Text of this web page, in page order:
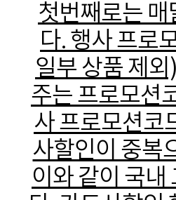
첫번째로는
다. 행사 프로
일부 상품 제
주는 프로모션
사 프로모션코
사할인이 중복
이와 같이 국내